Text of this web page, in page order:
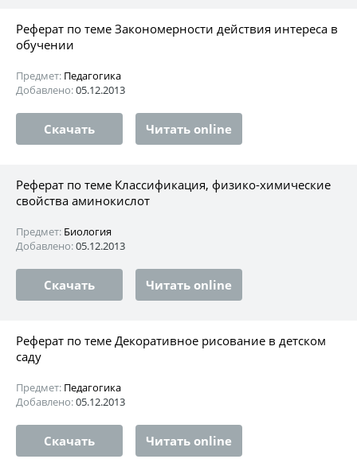
Реферат по теме Закономерности действия интереса в
обучении
Предмет: Педагогика
Добавлено:05.12.2013
Скачать Читать online
Реферат по теме Классификация, физико-химические
свойства аминокислот
Предмет: Биология
Добавлено:05.12.2013
Скачать Читать online
Реферат по теме Декоративное рисование в детском
саду
Предмет: Педагогика
Добавлено:05.12.2013
Скачать Читать online